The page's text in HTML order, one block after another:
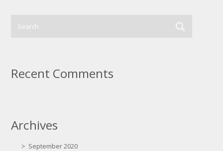
Recent Comments
Archives
September 2020